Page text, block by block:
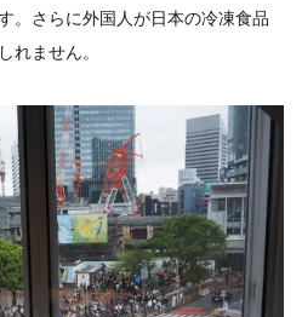
。さらに外国人が日本の冷凍食品
れません。